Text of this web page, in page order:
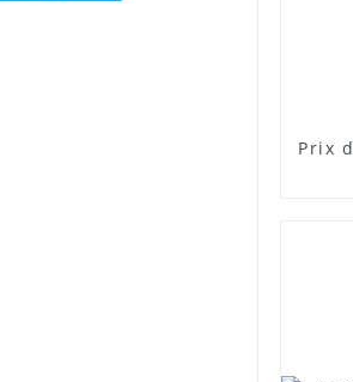
Prix